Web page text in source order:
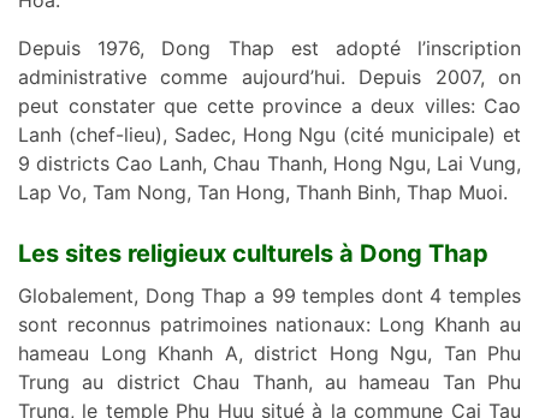
Depuis 1976, Dong Thap est adopté l’inscription
administrative comme aujourd’hui. Depuis 2007, on
peut constater que cette province a deux villes: Cao
Lanh (chef-lieu), Sadec, Hong Ngu (cité municipale) et
9 districts Cao Lanh, Chau Thanh, Hong Ngu, Lai Vung,
Lap Vo, Tam Nong, Tan Hong, Thanh Binh, Thap Muoi.
Les sites religieux culturels à Dong Thap
Globalement, Dong Thap a 99 temples dont 4 temples
sont reconnus patrimoines nationaux: Long Khanh au
hameau Long Khanh A, district Hong Ngu, Tan Phu
Trung au district Chau Thanh, au hameau Tan Phu
Trung, le temple Phu Huu situé à la commune Cai Tau